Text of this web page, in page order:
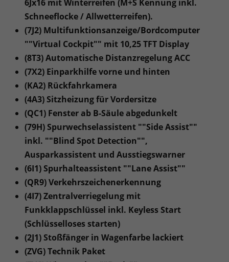
6Jx16 mit Winterreifen (M+S Kennung inkl.
Schneeflocke / Allwetterreifen).
(7J2) Multifunktionsanzeige/Bordcomputer
""Virtual Cockpit"" mit 10,25 TFT Display
(8T3) Automatische Distanzregelung ACC
(7X2) Einparkhilfe vorne und hinten
(KA2) Rückfahrkamera
(4A3) Sitzheizung für Vordersitze
(QC1) Fenster ab B-Säule abgedunkelt
(79H) Spurwechselassistent ""Side Assist""
inkl. ""Blind Spot Detection"",
Ausparkassistent und Ausstiegswarner
(6I1) Spurhalteassistent ""Lane Assist""
(QR9) Verkehrszeichenerkennung
(4I7) Zentralverriegelung mit
Funkklappschlüssel inkl. Keyless Start
(Schlüsselloses starten)
(2J1) Stoßfänger in Wagenfarbe lackiert
(ZVG) Technik Paket